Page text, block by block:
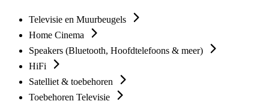
Televisie en Muurbeugels
Home Cinema
Speakers (Bluetooth, Hoofdtelefoons & meer)
HiFi
Satelliet & toebehoren
Toebehoren Televisie